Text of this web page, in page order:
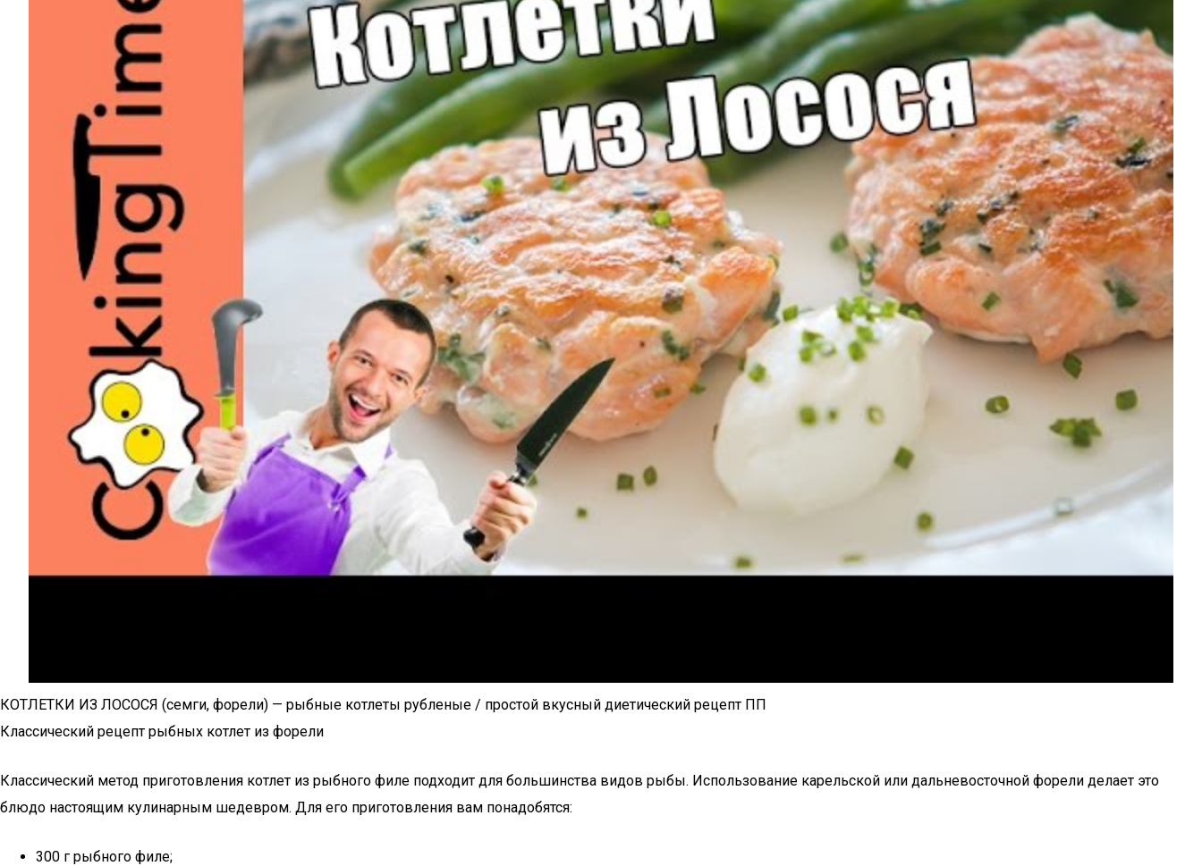
КОТЛЕТКИ ИЗ ЛОСОСЯ (семги, форели) — рыбные котлеты рубленые / простой вкусный диетический рецепт ПП
Классический рецепт рыбных котлет из форели
Классический метод приготовления котлет из рыбного филе подходит для большинства видов рыбы. Использование карельской или дальневосточной форели делает это
блюдо настоящим кулинарным шедевром. Для его приготовления вам понадобятся:
300 г рыбного филе;